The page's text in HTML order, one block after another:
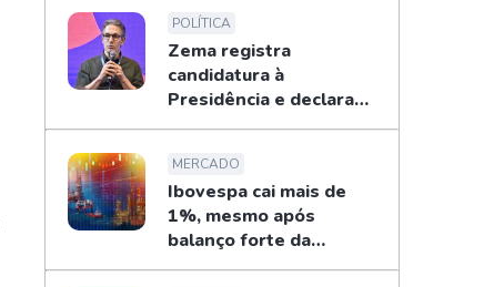
POLÍTICA
Zema registra
candidatura à
Presidência e declara
patrimônio de R$ 178
MERCADO
Ibovespa cai mais de
1%, mesmo após
balanço forte da
Petrobras